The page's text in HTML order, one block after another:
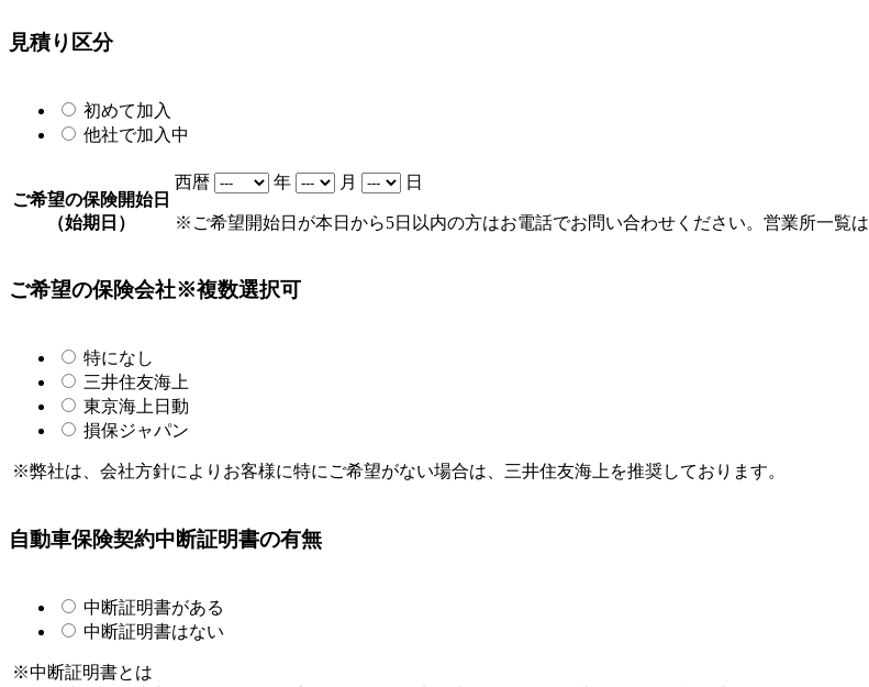
見積り区分
初めて加入
他社で加入中
ご希望の保険開始日
（始期日）
西暦 年 月 日
※ご希望開始日が本日から5日以内の方はお電話でお問い合わせください。営業所一覧は
ご希望の保険会社※複数選択可
特になし
三井住友海上
東京海上日動
損保ジャパン
※弊社は、会社方針によりお客様に特にご希望がない場合は、三井住友海上を推奨しております。
自動車保険契約中断証明書の有無
中断証明書がある
中断証明書はない
※中断証明書とは